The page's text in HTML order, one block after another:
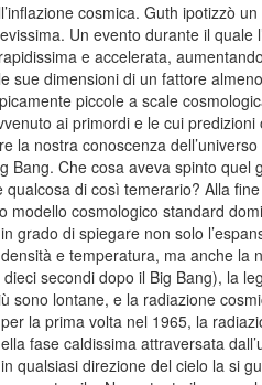
cosmica. Guth ipotizzò
Un evento durante il quale
e accelerata,
sue dimensioni di un fattore
piccole a scale
ai primordi e le cui
la nostra conoscenza
Bang. Che cosa aveva spinto quel
qualcosa di così temerario? Alla fine
modello cosmologico standard
grado di spiegare non solo
e temperatura, ma anche la
secondi dopo il Big Bang), la
sono lontane, e la radiazione
la prima volta nel 1965, la
fase caldissima attraversata
qualsiasi direzione del cielo la si